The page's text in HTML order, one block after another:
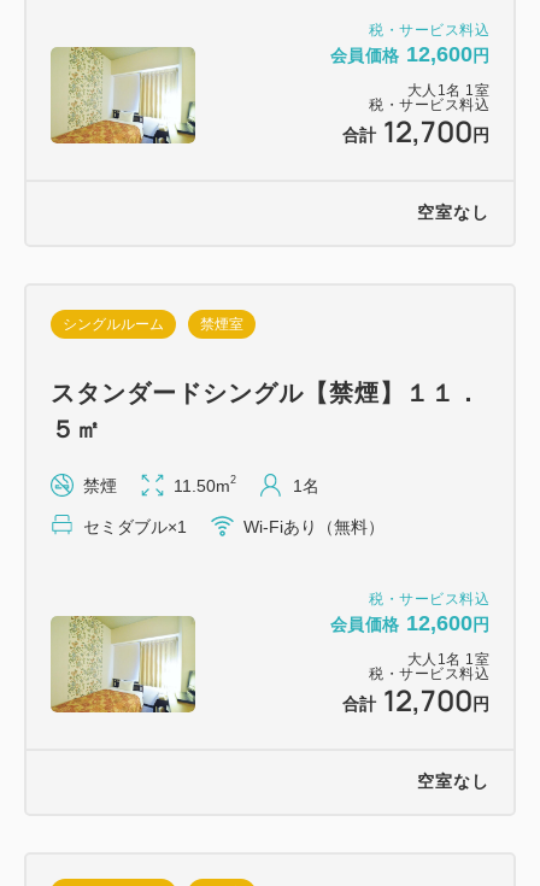
税・サービス料込
会員価格 12,600円
大人 1 名 1 室
税・サービス料込
合計 12,700 円
空室なし
税・サービス料込
会員価格 12,600円
大人 1 名 1 室
税・サービス料込
合計 12,700 円
シングルルーム 禁煙室
スタンダードシングル【禁煙】１１．
５㎡
禁煙 11.50m2 1名
セミダブル×1 Wi-Fiあり（無料）
空室なし